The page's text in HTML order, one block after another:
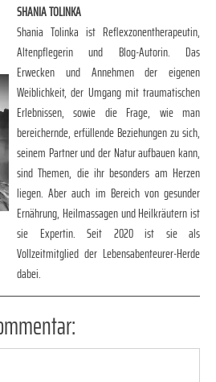
SHANIA TOLINKA
Shania Tolinka ist Reflexzonentherapeutin,
Altenpflegerin und Blog-Autorin. Das
Erwecken und Annehmen der eigenen
Weiblichkeit, der Umgang mit traumatischen
Erlebnissen, sowie die Frage, wie man
bereichernde, erfüllende Beziehungen zu sich,
seinem Partner und der Natur aufbauen kann,
sind Themen, die ihr besonders am Herzen
liegen. Aber auch im Bereich von gesunder
Ernährung, Heilmassagen und Heilkräutern ist
sie Expertin. Seit 2020 ist sie als
Vollzeitmitglied der Lebensabenteurer-Herde
dabei.